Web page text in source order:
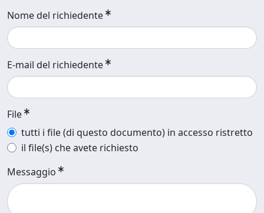
Nome del richiedente
E-mail del richiedente
File
tutti i file (di questo documento) in accesso ristretto
il file(s) che avete richiesto
Messaggio